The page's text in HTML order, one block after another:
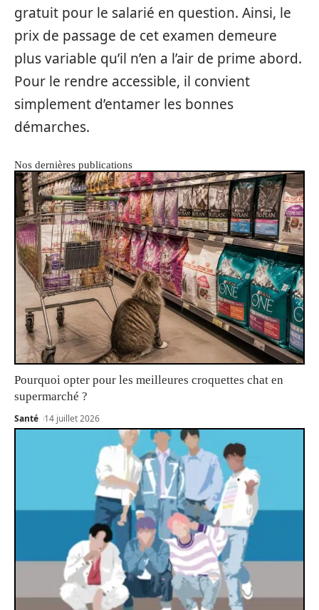
gratuit pour le salarié en question. Ainsi, le
prix de passage de cet examen demeure
plus variable qu’il n’en a l’air de prime abord.
Pour le rendre accessible, il convient
simplement d’entamer les bonnes
démarches.
Nos dernières publications
Pourquoi opter pour les meilleures croquettes chat en
supermarché ?
Santé 14 juillet 2026